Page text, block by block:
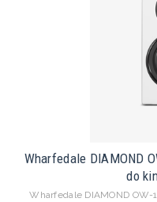
Wharfedale DIAMOND
do
Wharfedale DIAMOND